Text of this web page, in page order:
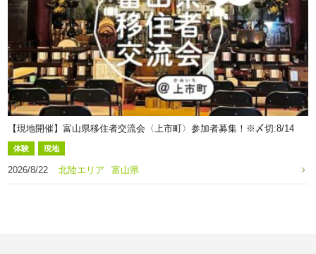
【現地開催】富山県移住者交流会〈上市町〉参加者募集！※〆切:8/14
体験 現地
2026/8/22 北陸エリア 富山県